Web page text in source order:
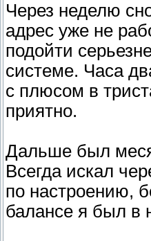
Через неделю
адрес уже не
подойти
системе. Часа
с плюсом в
приятно.
Дальше был
Всегда искал
по настроению,
балансе я был в